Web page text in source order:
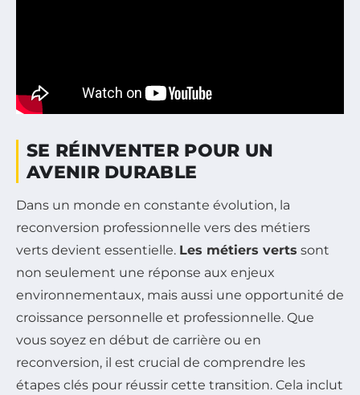
SE RÉINVENTER POUR UN
AVENIR DURABLE
Dans un monde en constante évolution, la
reconversion professionnelle vers des métiers
verts devient essentielle. Les métiers verts sont
non seulement une réponse aux enjeux
environnementaux, mais aussi une opportunité de
croissance personnelle et professionnelle. Que
vous soyez en début de carrière ou en
reconversion, il est crucial de comprendre les
étapes clés pour réussir cette transition. Cela inclut